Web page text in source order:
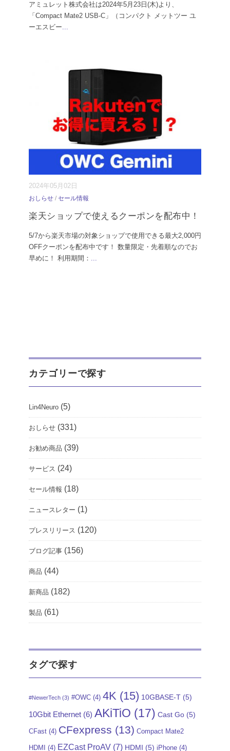
アミュレット株式会社は2024年5月23日(木)より、
「Compact Mate2 USB-C」（コンパクト メットツー ユ
ーエスビー...
2024年05月02日
おしらせ / セール情報
楽天ショップで使えるクーポンを配布中！
5/7から楽天市場の対象ショップで使用できる最大2,000円
OFFクーポンを配布中です！ 数量限定・先着順なのでお
早めに！ 利用期間： ...
カテゴリーで探す
Lin4Neuro (5)
おしらせ (331)
お勧め商品 (39)
サービス (24)
セール情報 (18)
ニュースレター (1)
プレスリリース (120)
ブログ記事 (156)
商品 (44)
新商品 (182)
製品 (61)
タグで探す
#NewerTech (3) #OWC (4) 4K (15) 10GBASE-T (5)
10Gbit Ethernet (6) AKiTiO (17) Cast Go (5)
CFast (4) CFexpress (13) Compact Mate2
HDMI (4) EZCast ProAV (7) HDMI (5) iPhone (4)